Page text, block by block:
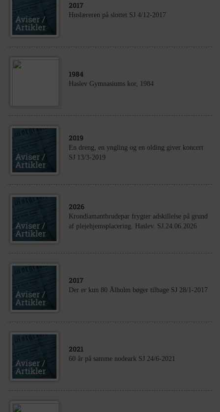
2017
Huslæreren på slottet SJ 4/12-2017
1984
Haslev Gymnasiums kor, 1984
2019
En dreng, en yngling og en olding giver koncert
SJ 13/3-2019
2026
Krondiamantbrudepar frygter adskillelse på grund
af plejehjemsplacering. Haslev. SJ.24.06.2026
2017
Der er kun 80 Ålholm bøger tilbage SJ 28/1-2017
2021
60 år på samme nodeark SJ 24/6-2021